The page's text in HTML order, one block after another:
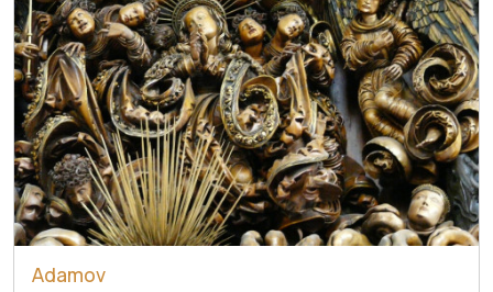
Adamov